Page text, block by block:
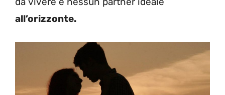
all’orizzonte.